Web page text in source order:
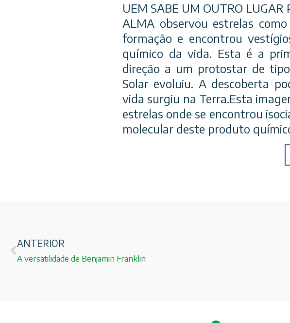
UEM SABE UM OUTRO LUGAR
ALMA observou estrelas
formação e encontrou
químico da vida. Esta é a
direção a um protostar de
Solar evoluiu. A descoberta
vida surgiu na Terra.Esta
estrelas onde se encontrou
molecular deste produto
ANTERIOR
A versatilidade de Benjamin Franklin